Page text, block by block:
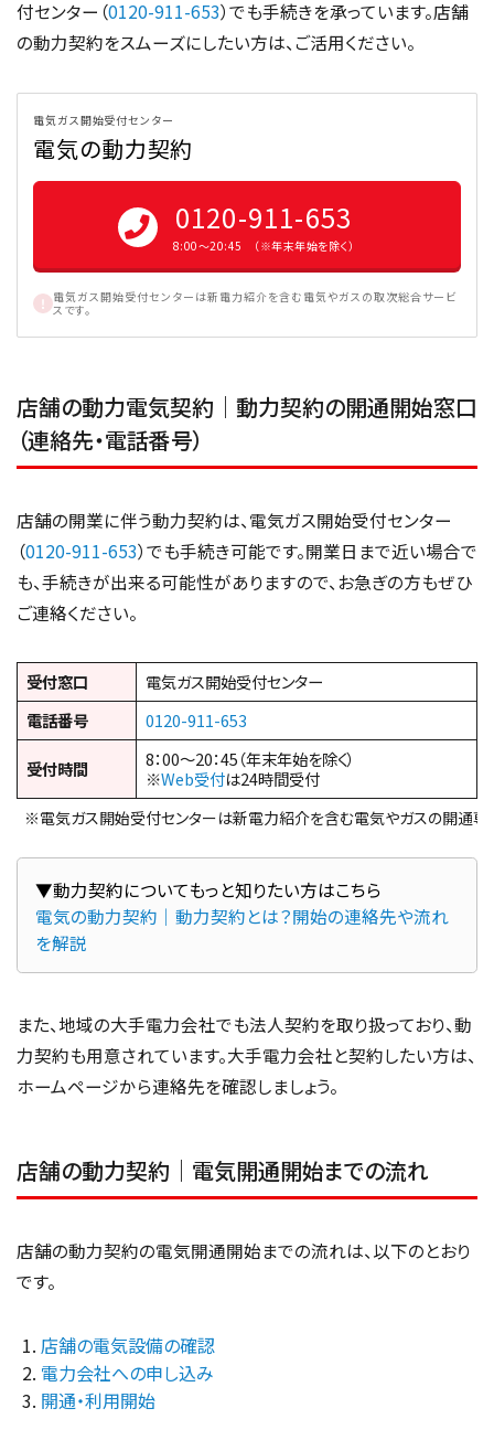
付センター（0120-911-653）でも手続きを承っています。店舗
の動力契約をスムーズにしたい方は、ご活用ください。
電気ガス開始受付センター
電気の動力契約
0120-911-653
8:00〜20:45 （※年末年始を除く）
電気ガス開始受付センターは新電力紹介を含む電気やガスの取次総合サービ
スです。
店舗の動力電気契約｜動力契約の開通開始窓口
（連絡先・電話番号）
店舗の開業に伴う動力契約は、電気ガス開始受付センター
（0120-911-653）でも手続き可能です。開業日まで近い場合で
も、手続きが出来る可能性がありますので、お急ぎの方もぜひ
ご連絡ください。
受付窓口
電気ガス開始受付センター
電話番号
0120-911-653
受付時間
8：00～20：45（年末年始を除く）
※Web受付は24時間受付
※電気ガス開始受付センターは新電力紹介を含む電気やガスの開通専
電気の動力契約｜動力契約とは？開始の連絡先や流れ
を解説
また、地域の大手電力会社でも法人契約を取り扱っており、動
力契約も用意されています。大手電力会社と契約したい方は、
ホームページから連絡先を確認しましょう。
店舗の動力契約｜電気開通開始までの流れ
店舗の動力契約の電気開通開始までの流れは、以下のとおり
です。
店舗の電気設備の確認
電力会社への申し込み
開通・利用開始